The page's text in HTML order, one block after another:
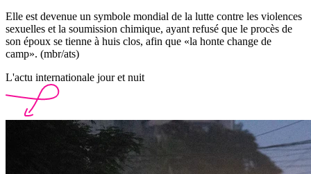
Elle est devenue un symbole mondial de la lutte contre les violences
sexuelles et la soumission chimique, ayant refusé que le procès de
son époux se tienne à huis clos, afin que «la honte change de
camp». (mbr/ats)
L'actu internationale jour et nuit